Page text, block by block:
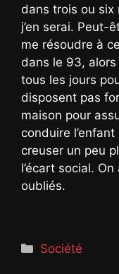
dans trois ou six
j’en serai. Peut-
me résoudre à
dans le 93,
tous les jours
disposent pas
maison pour
conduire
creuser un peu
l’écart social. On
oubliés.
Catégories
Société